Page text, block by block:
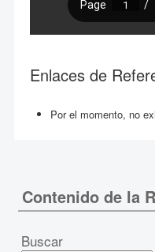
Enlaces de
Por el momento, no
Contenido de la
Buscar